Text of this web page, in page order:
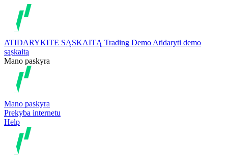
ATIDARYKITE SĄSKAITĄ Trading Demo Atidaryti demo
sąskaitą
Mano paskyra
Mano paskyra
Prekyba internetu
Help